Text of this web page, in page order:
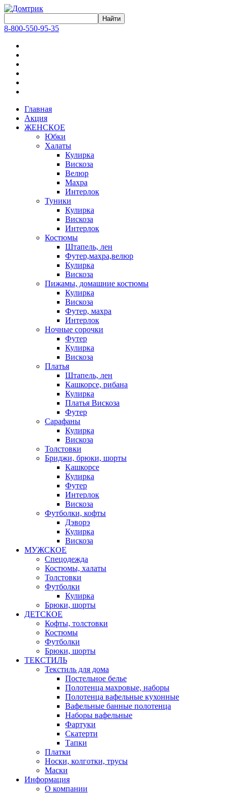
8-800-550-95-35
Главная
Акция
ЖЕНСКОЕ
Юбки
Халаты
Кулирка
Вискоза
Велюр
Махра
Интерлок
Туники
Кулирка
Вискоза
Интерлок
Костюмы
Штапель, лен
Футер,махра,велюр
Кулирка
Вискоза
Пижамы, домашние костюмы
Кулирка
Вискоза
Футер, махра
Интерлок
Ночные сорочки
Футер
Кулирка
Вискоза
Платья
Штапель, лен
Кашкорсе, рибана
Кулирка
Платья Вискоза
Футер
Сарафаны
Кулирка
Вискоза
Толстовки
Бриджи, брюки, шорты
Кашкорсе
Кулирка
Футер
Интерлок
Вискоза
Футболки, кофты
Дэворэ
Кулирка
Вискоза
МУЖСКОЕ
Спецодежда
Костюмы, халаты
Толстовки
Футболки
Кулирка
Брюки, шорты
ДЕТСКОЕ
Кофты, толстовки
Костюмы
Футболки
Брюки, шорты
ТЕКСТИЛЬ
Текстиль для дома
Постельное белье
Полотенца махровые, наборы
Полотенца вафельные кухонные
Вафельные банные полотенца
Наборы вафельные
Фартуки
Скатерти
Тапки
Платки
Носки, колготки, трусы
Маски
Информация
О компании